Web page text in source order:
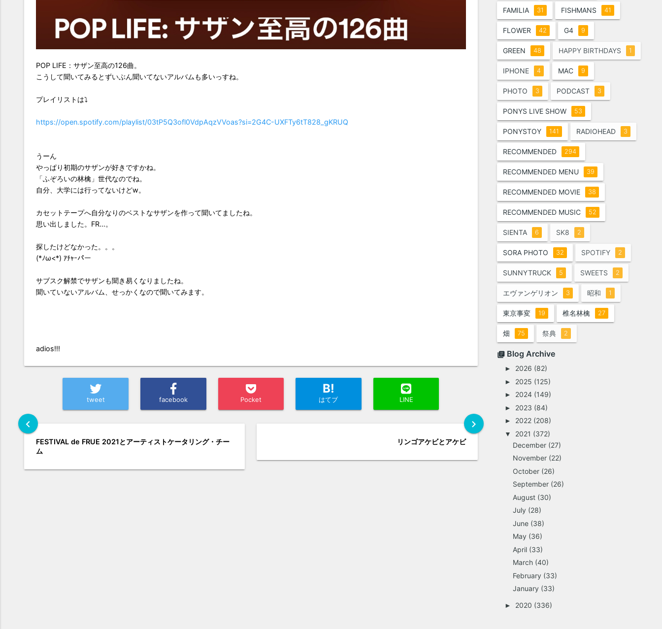
POP LIFE：サザン至高の126曲。
こうして聞いてみるとずいぶん聞いてないアルバムも多いっすね。
プレイリストは⤵︎
https://open.spotify.com/playlist/03tP5Q3ofl0VdpAqzVVoas?si=2G4C-UXFTy6tT828_gKRUQ
うーん
やっぱり初期のサザンが好きですかね。
「ふぞろいの林檎」世代なのでね。
自分、大学には行ってないけどw。
カセットテープへ自分なりのベストなサザンを作って聞いてましたね。
思い出しました。FR…。
探したけどなかった。。。
(*ﾉω<*) ｱﾁｬｰパー
サブスク解禁でサザンも聞き易くなりましたね。
聞いていないアルバム、せっかくなので聞いてみます。
adios!!!
tweet facebook Pocket
B!
はてブ LINE
chevron_left
FESTIVAL de FRUE 2021とアーティストケータリング・チー
ム
chevron_right
リンゴアケビとアケビ
FAMILIA 31 FISHMANS 41
FLOWER 42 G4 9
GREEN 48 HAPPY BIRTHDAYS 1
IPHONE 4 MAC 9
PHOTO 3 PODCAST 3
PONYS LIVE SHOW 53
PONYSTOY 141 RADIOHEAD 3
RECOMMENDED 294
RECOMMENDED MENU 39
RECOMMENDED MOVIE 38
RECOMMENDED MUSIC 52
SIENTA 6 SK8 2
SORA PHOTO 32 SPOTIFY 2
SUNNYTRUCK 5 SWEETS 2
エヴァンゲリオン 3 昭和 1
東京事変 19 椎名林檎 27
畑 75 祭典 2
Blog Archive
► 2026 (82)
► 2025 (125)
► 2024 (149)
► 2023 (84)
► 2022 (208)
▼ 2021 (372)
December (27)
November (22)
October (26)
September (26)
August (30)
July (28)
June (38)
May (36)
April (33)
March (40)
February (33)
January (33)
► 2020 (336)